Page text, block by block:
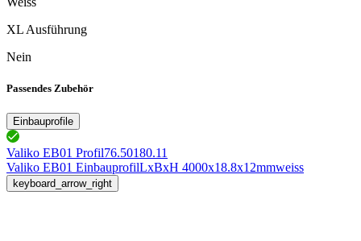
XL Ausführung
Nein
Passendes Zubehör
Einbauprofile
Valiko EB01 Profil76.50180.11
Valiko EB01 EinbauprofilLxBxH 4000x18.8x12mmweiss
keyboard_arrow_right